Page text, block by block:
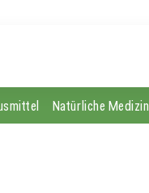
Natürliche Medizin